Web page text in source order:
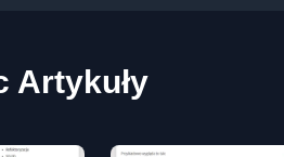
Artykuły